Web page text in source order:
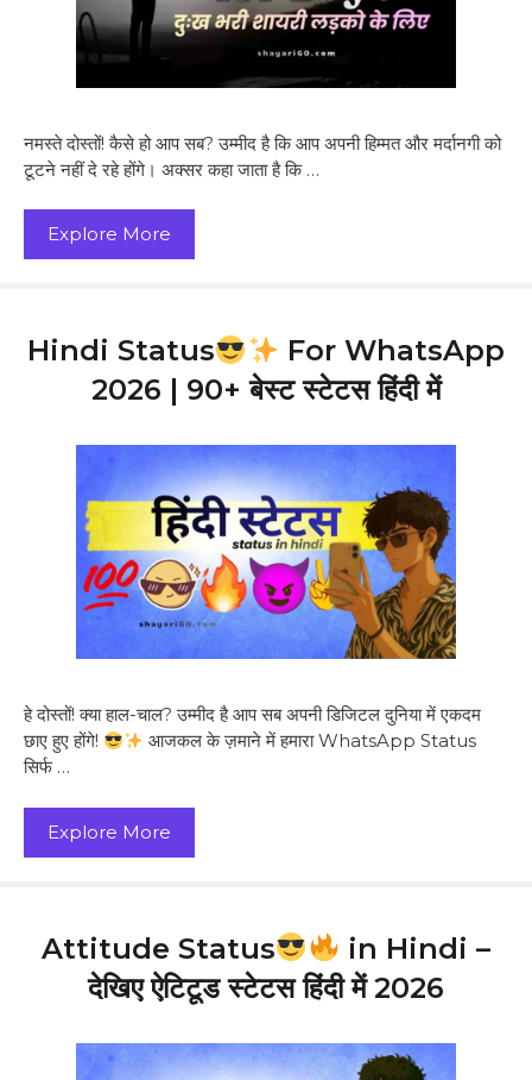
नमस्ते दोस्तों! कैसे हो आप सब? उम्मीद है कि आप अपनी हिम्मत और मर्दानगी को
टूटने नहीं दे रहे होंगे। अक्सर कहा जाता है कि …
Explore More
Hindi Status
For WhatsApp
2026 | 90+ बेस्ट स्टेटस हिंदी में
हे दोस्तों! क्या हाल-चाल? उम्मीद है आप सब अपनी डिजिटल दुनिया में एकदम
छाए हुए होंगे!
आजकल के ज़माने में हमारा WhatsApp Status
सिर्फ …
Explore More
Attitude Status
in Hindi –
देखिए ऐटिटूड स्टेटस हिंदी में 2026